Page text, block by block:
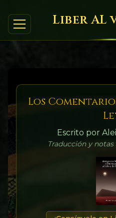
Liber AL
Los
Escrito por
Traducción y